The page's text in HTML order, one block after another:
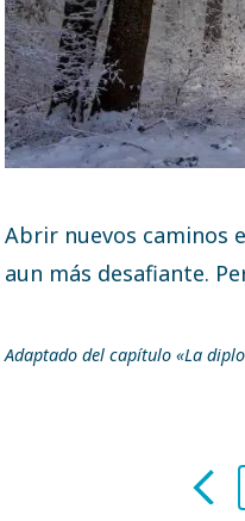
Abrir nuevos caminos
aun más desafiante.
Adaptado del capítulo «La